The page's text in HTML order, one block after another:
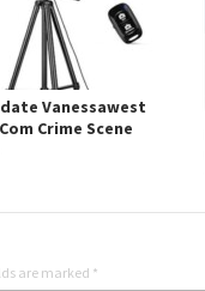
Vanessawest
Crime Scene
are marked *